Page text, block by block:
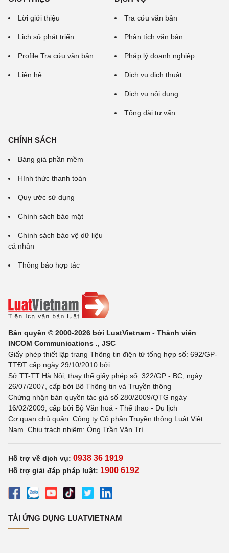
Lời giới thiệu
Lịch sử phát triển
Profile Tra cứu văn bản
Liên hệ
Tra cứu văn bản
Phân tích văn bản
Pháp lý doanh nghiệp
Dịch vụ dịch thuật
Dịch vụ nội dung
Tổng đài tư vấn
CHÍNH SÁCH
Bảng giá phần mềm
Hình thức thanh toán
Quy ước sử dụng
Chính sách bảo mật
Chính sách bảo vệ dữ liệu
cá nhân
Thông báo hợp tác
Bản quyền © 2000-2026 bởi LuatVietnam - Thành viên
INCOM Communications ., JSC
Giấy phép thiết lập trang Thông tin điện tử tổng hợp số: 692/GP-
TTĐT cấp ngày 29/10/2010 bởi
Sở TT-TT Hà Nội, thay thế giấy phép số: 322/GP - BC, ngày
26/07/2007, cấp bởi Bộ Thông tin và Truyền thông
Chứng nhận bản quyền tác giả số 280/2009/QTG ngày
16/02/2009, cấp bởi Bộ Văn hoá - Thể thao - Du lịch
Cơ quan chủ quản: Công ty Cổ phần Truyền thông Luật Việt
Nam. Chịu trách nhiệm: Ông Trần Văn Trí
Hỗ trợ về dịch vụ: 0938 36 1919
Hỗ trợ giải đáp pháp luật: 1900 6192
TẢI ỨNG DỤNG LUATVIETNAM